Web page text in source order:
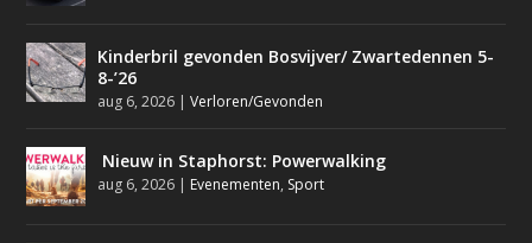
Kinderbril gevonden Bosvijver/ Zwartedennen 5-
8-’26
aug 6, 2026 |Verloren/Gevonden
Nieuw in Staphorst: Powerwalking
aug 6, 2026 | Evenementen, Sport